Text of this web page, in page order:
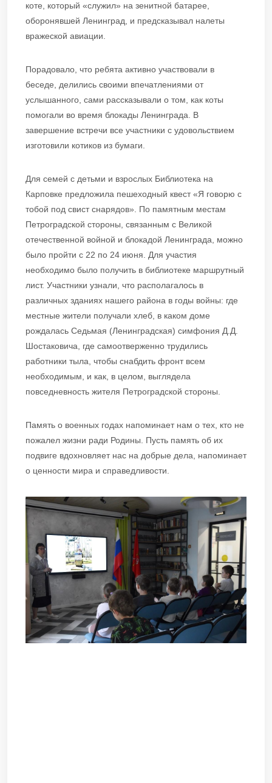
коте, который «служил» на зенитной батарее,
оборонявшей Ленинград, и предсказывал налеты
вражеской авиации.
Порадовало, что ребята активно участвовали в
беседе, делились своими впечатлениями от
услышанного, сами рассказывали о том, как коты
помогали во время блокады Ленинграда. В
завершение встречи все участники с удовольствием
изготовили котиков из бумаги.
Для семей с детьми и взрослых Библиотека на
Карповке предложила пешеходный квест «Я говорю с
тобой под свист снарядов». По памятным местам
Петроградской стороны, связанным с Великой
отечественной войной и блокадой Ленинграда, можно
было пройти с 22 по 24 июня. Для участия
необходимо было получить в библиотеке маршрутный
лист. Участники узнали, что располагалось в
различных зданиях нашего района в годы войны: где
местные жители получали хлеб, в каком доме
рождалась Седьмая (Ленинградская) симфония Д.Д.
Шостаковича, где самоотверженно трудились
работники тыла, чтобы снабдить фронт всем
необходимым, и как, в целом, выглядела
повседневность жителя Петроградской стороны.
Память о военных годах напоминает нам о тех, кто не
пожалел жизни ради Родины. Пусть память об их
подвиге вдохновляет нас на добрые дела, напоминает
о ценности мира и справедливости.